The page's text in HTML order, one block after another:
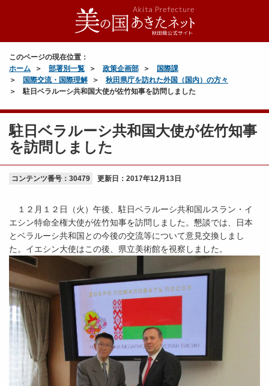
このページの現在位置：
ホーム
部署別一覧 政策企画部
国際課
国際交流・国際理解
秋田県庁を訪れた外国（国内）の方々
駐日ベラルーシ共和国大使が佐竹知事を訪問しました
駐日ベラルーシ共和国大使が佐竹知事
を訪問しました
コンテンツ番号：30479 更新日： 2017年12月13日
１２月１２日（火）午後、駐日ベラルーシ共和国ルスラン・イ
エシン特命全権大使が佐竹知事を訪問しました。懇談では、日本
とベラルーシ共和国との今後の交流等について意見交換しまし
た。イエシン大使はこの後、県立美術館を視察しました。